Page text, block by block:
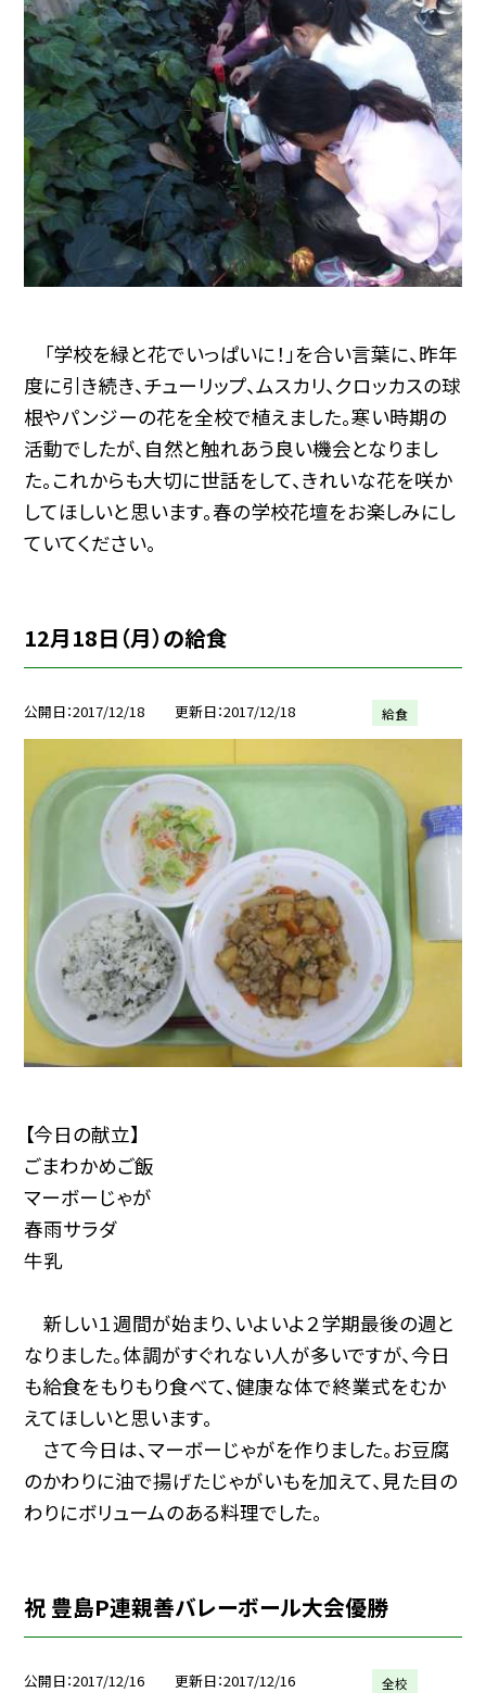
「学校を緑と花でいっぱいに！」を合い言葉に、昨年
度に引き続き、チューリップ、ムスカリ、クロッカスの球
根やパンジーの花を全校で植えました。寒い時期の
活動でしたが、自然と触れあう良い機会となりまし
た。これからも大切に世話をして、きれいな花を咲か
してほしいと思います。春の学校花壇をお楽しみにし
ていてください。
12月18日（月）の給食
公開日 2017/12/18 更新日 2017/12/18 給食
【今日の献立】
ごまわかめご飯
マーボーじゃが
春雨サラダ
牛乳
新しい１週間が始まり、いよいよ２学期最後の週と
なりました。体調がすぐれない人が多いですが、今日
も給食をもりもり食べて、健康な体で終業式をむか
えてほしいと思います。
さて今日は、マーボーじゃがを作りました。お豆腐
のかわりに油で揚げたじゃがいもを加えて、見た目の
わりにボリュームのある料理でした。
祝 豊島P連親善バレーボール大会優勝
公開日 2017/12/16 更新日 2017/12/16 全校